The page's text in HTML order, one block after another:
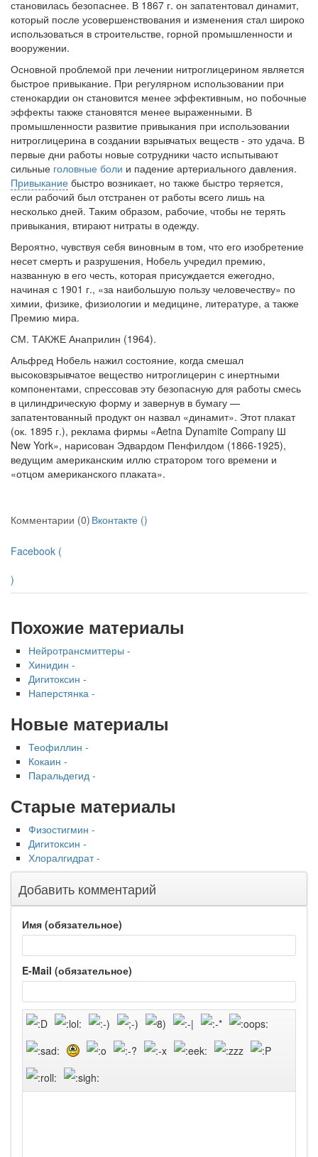
больничной палате
бесплатно, в течении всего срока лечения...
становилась безопаснее. В 1867 г. он запатентовал динамит,
который после усовершенствования и изменения стал широко
использоваться в строительстве, горной промышленности и
вооружении.
Основной проблемой при лечении нитроглицерином является
быстрое при­выкание. При регулярном использовании при
стенокардии он становится ме­нее эффективным, но побочные
эффекты также становятся менее выраженны­ми. В
промышленности развитие привыкания при использовании
нитроглице­рина в создании взрывчатых веществ - это удача. В
первые дни работы новые сотрудники часто испытывают
сильные головные боли и падение артериаль­ного давления.
Привыкание быстро возникает, но также быстро теряется,
если рабочий был отстранен от работы всего лишь на
несколько дней. Таким образом, рабочие, чтобы не терять
привыкания, втирают нитраты в одежду.
Вероятно, чувствуя себя виновным в том, что его изобретение
несет смерть и разрушения, Нобель учредил премию,
названную в его честь, которая присуж­дается ежегодно,
начиная с 1901 г., «за наибольшую пользу человечеству» по
химии, физике, физиологии и медицине, литературе, а также
Премию мира.
СМ. ТАКЖЕ Анаприлин (1964).
Альфред Нобель нажил состояние, когда смешал
высоковзрывчатое вещество нитро­глицерин с инертными
компонентами, спрессовав эту безопасную для работы смесь
в цилиндрическую форму и завернув в бумагу —
запатентованный продукт он назвал «динамит». Этот плакат
(ок. 1895 г.), реклама фирмы «Aetna Dynamite Company Ш
New York», нарисован Эдвардом Пенфилдом (1866-1925),
ведущим американским иллю стратором того времени и
«отцом американского плаката».
Комментарии (0) Вконтакте ()
Facebook (
)
Похожие материалы
Нейротрансмиттеры -
Хинидин -
Дигитоксин -
Наперстянка -
Новые материалы
Теофиллин -
Кокаин -
Паральдегид -
Старые материалы
Физостигмин -
Дигитоксин -
Хлоралгидрат -
Добавить комментарий
Имя (обязательное)
E-Mail (обязательное)